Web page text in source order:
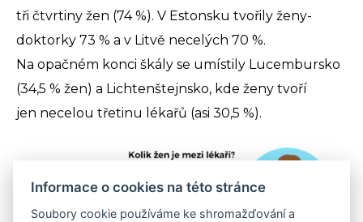
tři čtvrtiny žen (74 %). V Estonsku tvořily ženy-
doktorky 73 % a v Litvě necelých 70 %.
Na opačném konci škály se umístily Lucembursko
(34,5 % žen) a Lichtenštejnsko, kde ženy tvoří
jen necelou třetinu lékařů (asi 30,5 %).
Informace o cookies na této stránce
Soubory cookie používáme ke shromažďování a